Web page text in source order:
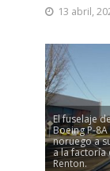
13 abril,
El fuselaje
Boeing P-8A
noruego a
a la factoría
Renton.